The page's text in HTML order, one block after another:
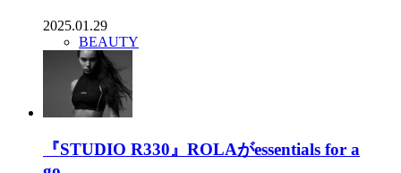
2025.01.29
BEAUTY
『STUDIO R330』ROLAがessentials for a